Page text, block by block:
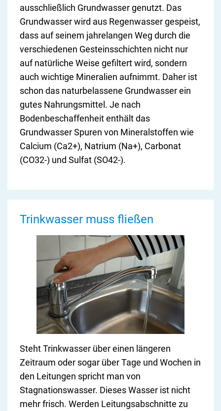
ausschließlich Grundwasser genutzt. Das
Grundwasser wird aus Regenwasser gespeist,
dass auf seinem jahrelangen Weg durch die
verschiedenen Gesteinsschichten nicht nur
auf natürliche Weise gefiltert wird, sondern
auch wichtige Mineralien aufnimmt. Daher ist
schon das naturbelassene Grundwasser ein
gutes Nahrungsmittel. Je nach
Bodenbeschaffenheit enthält das
Grundwasser Spuren von Mineralstoffen wie
Calcium (Ca2+), Natrium (Na+), Carbonat
(CO32-) und Sulfat (SO42-).
Trinkwasser muss fließen
Steht Trinkwasser über einen längeren
Zeitraum oder sogar über Tage und Wochen in
den Leitungen spricht man von
Stagnationswasser. Dieses Wasser ist nicht
mehr frisch. Werden Leitungsabschnitte zu